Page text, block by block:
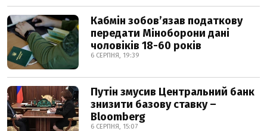
Кабмін зобовʼязав податкову
передати Міноборони дані
чоловіків 18-60 років
6 СЕРПНЯ, 19:39
Путін змусив Центральний банк
знизити базову ставку –
Bloomberg
6 СЕРПНЯ, 15:07